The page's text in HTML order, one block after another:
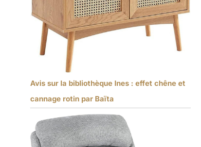
Avis sur la bibliothèque Ines : effet chêne et
cannage rotin par Baïta